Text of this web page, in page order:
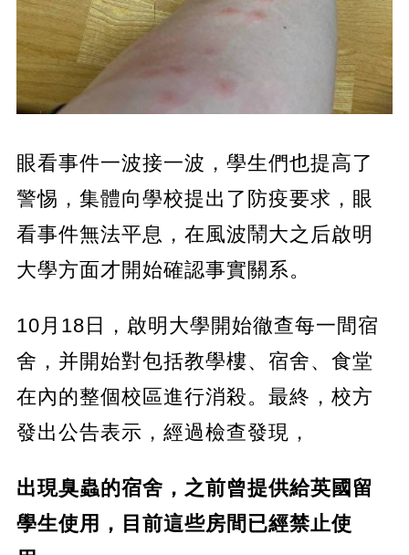
眼看事件一波接一波，學生們也提高了
警惕，集體向學校提出了防疫要求，眼
看事件無法平息，在風波鬧大之后啟明
大學方面才開始確認事實關系。
10月18日，啟明大學開始徹查每一間宿
舍，并開始對包括教學樓、宿舍、食堂
在內的整個校區進行消殺。最終，校方
發出公告表示，經過檢查發現，
出現臭蟲的宿舍，之前曾提供給英國留
學生使用，目前這些房間已經禁止使